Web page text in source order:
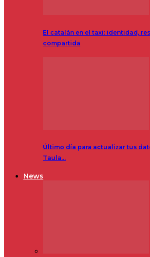
El catalán en el taxi: identidad,
compartida
Último día para actualizar tus
Taula…
News